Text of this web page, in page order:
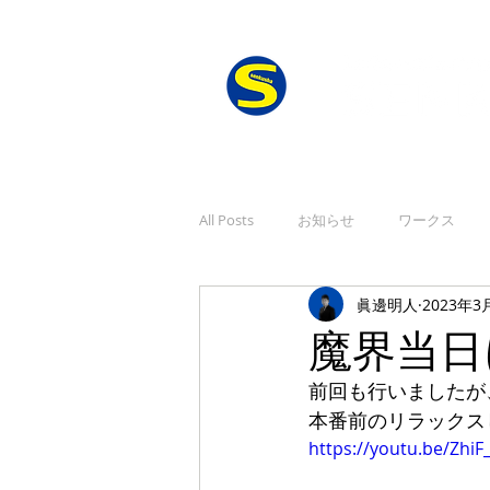
All Posts お知らせ ワークス
魔界当
眞邊明人 2023年3
前回も行いました
本番前のリラックス
https://youtu.be/